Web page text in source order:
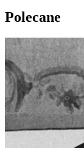
Polecane